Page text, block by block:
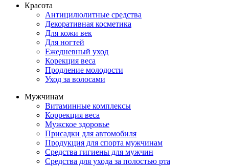
Красота
Антицилюлитные средства
Декоративная косметика
Для кожи век
Для ногтей
Ежедневный уход
Корекция веса
Продление молодости
Уход за волосами
Мужчинам
Витаминные комплексы
Коррекция веса
Мужское здоровье
Присадки для автомобиля
Продукция для спорта мужчинам
Средства гигиены для мужчин
Средства для ухода за полостью рта